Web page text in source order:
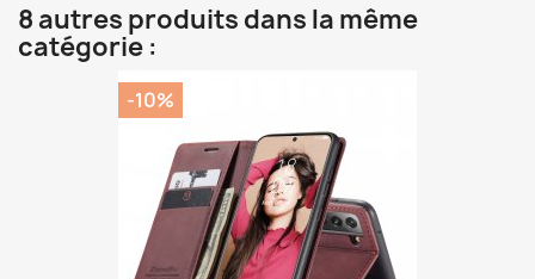
8 autres produits dans la même
catégorie :
-10%